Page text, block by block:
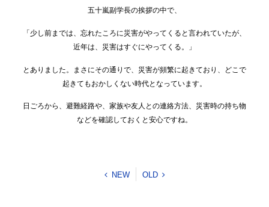
五十嵐副学長の挨拶の中で、
「少し前までは、忘れたころに災害がやってくると言われていたが、
近年は、災害はすぐにやってくる。」
とありました。まさにその通りで、災害が頻繁に起きており、どこで
起きてもおかしくない時代となっています。
日ごろから、避難経路や、家族や友人との連絡方法、災害時の持ち物
などを確認しておくと安心ですね。
NEW OLD